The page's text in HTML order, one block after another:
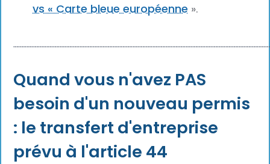
vs « Carte bleue européenne ».
Quand vous n'avez PAS
besoin d'un nouveau permis
: le transfert d'entreprise
prévu à l'article 44